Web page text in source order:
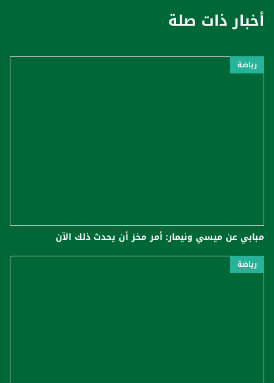
أخبار ذات صلة
رياضة
مبابي عن ميسي ونيمار: أمر مخز أن يحدث ذلك الآن
رياضة